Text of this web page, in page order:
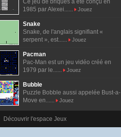
Ce jeu de briques a été conçu en
1985 par Alexei......
Jouez
Snake
Snake, de l'anglais signifiant «
serpent », est......
Jouez
Pacman
Pac-Man est un jeu vidéo créé en
1979 par le......
Jouez
Bubble
Puzzle Bobble aussi appelée Bust-a-
Move en......
Jouez
Découvrir l'espace Jeux